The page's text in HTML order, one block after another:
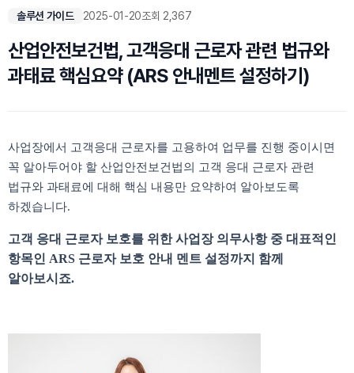
솔루션 가이드 2025-01-20조회 2,367
산업안전보건법, 고객응대 근로자 관련 법규와
과태료 핵심요약 (ARS 안내멘트 설정하기)
사업장에서 고객응대 근로자를 고용하여 업무를 진행 중이시면
꼭 알아두어야 할 산업안전보건법의 고객 응대 근로자 관련
법규와 과태료에 대해 핵심 내용만 요약하여 알아보도록
하겠습니다.
고객 응대 근로자 보호를 위한 사업장 의무사항 중 대표적인
항목인 ARS 근로자 보호 안내 멘트 설정까지 함께
알아보시죠.